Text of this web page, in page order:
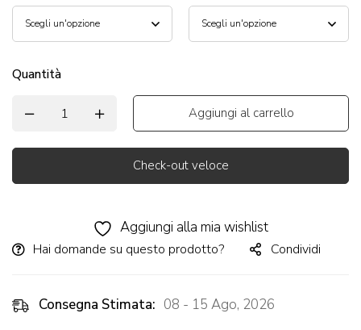
Quantità
Aggiungi al carrello
Check-out veloce
Aggiungi alla mia wishlist
Hai domande su questo prodotto? Condividi
Consegna Stimata: 08 - 15 Ago, 2026